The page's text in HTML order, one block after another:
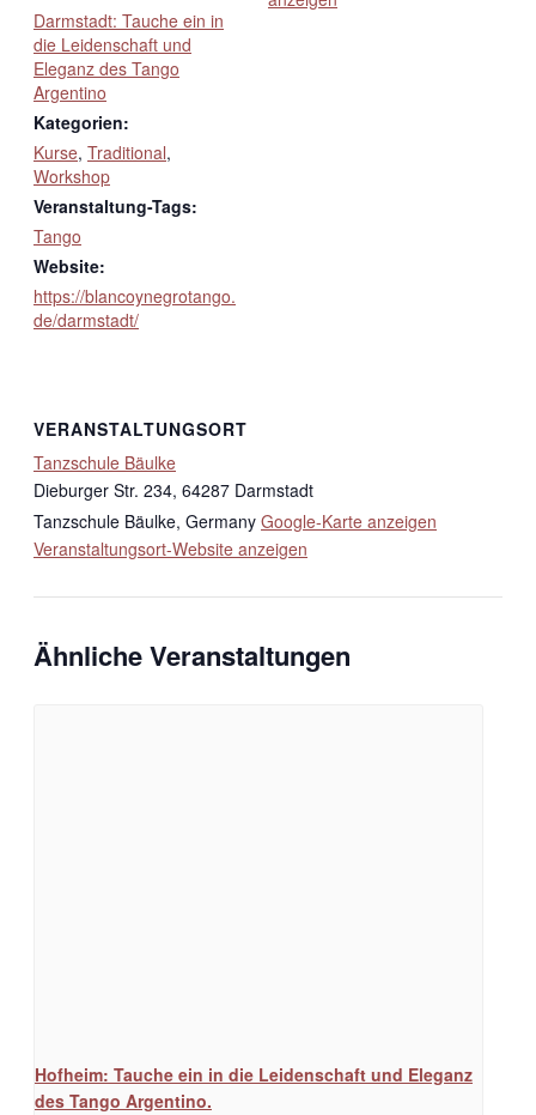
Darmstadt: Tauche ein in
die Leidenschaft und
Eleganz des Tango
Argentino
Kategorien:
Kurse, Traditional,
Workshop
Veranstaltung-Tags:
Tango
Website:
https://blancoynegrotango.
de/darmstadt/
VERANSTALTUNGSORT
Tanzschule Bäulke
Dieburger Str. 234, 64287 Darmstadt
Tanzschule Bäulke, Germany Google-Karte anzeigen
Veranstaltungsort-Website anzeigen
Ähnliche Veranstaltungen
Hofheim: Tauche ein in die Leidenschaft und Eleganz
des Tango Argentino.